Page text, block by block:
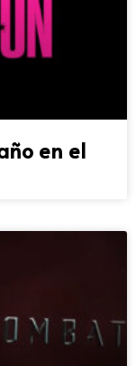
en el